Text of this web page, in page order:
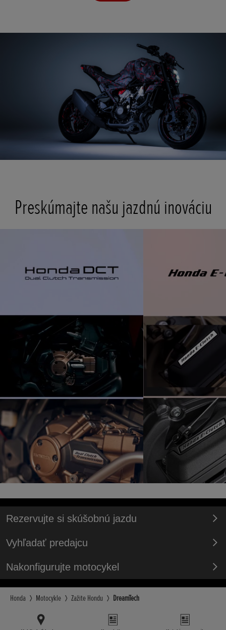
Preskúmajte našu jazdnú inováciu
t o
Rezervujte si skúšobnú jazdu
Vyhľadať predajcu
Nakonfigurujte motocykel
Honda Motocykle Zažite Hondu DreamTech